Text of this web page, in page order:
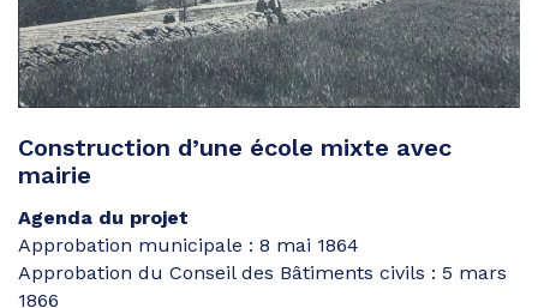
Construction d’une école mixte avec
mairie
Agenda du projet
Approbation municipale : 8 mai 1864
Approbation du Conseil des Bâtiments civils : 5 mars
1866